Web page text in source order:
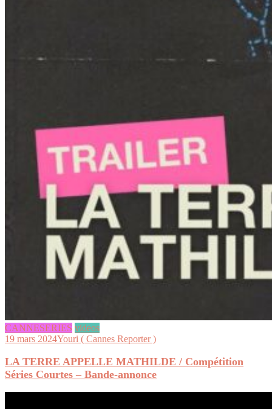
CANNESERIES videos
19 mars 2024Youri ( Cannes Reporter )
LA TERRE APPELLE MATHILDE / Compétition
Séries Courtes – Bande-annonce